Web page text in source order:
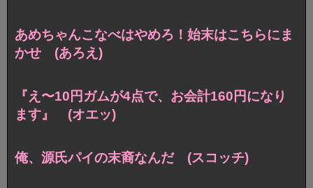
あめちゃんこなべはやめろ！始末はこちらにま
かせ (あろえ)
『え〜10円ガムが4点で、お会計160円になり
ます』 (オエッ)
俺、源氏パイの末裔なんだ (スコッチ)